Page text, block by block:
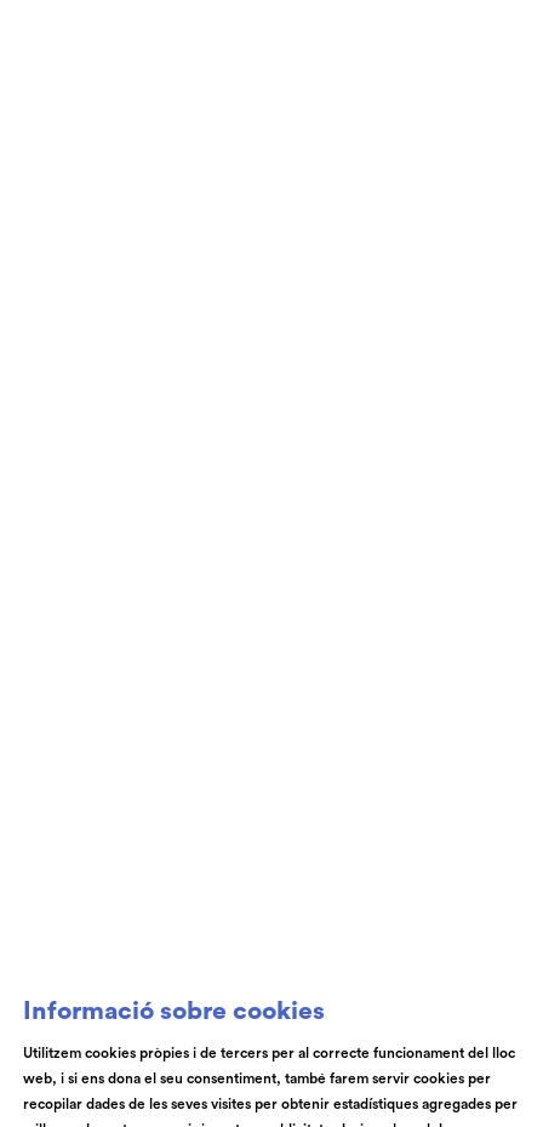
Informació sobre cookies
Utilitzem cookies pròpies i de tercers per al correcte funcionament del lloc
web, i si ens dona el seu consentiment, també farem servir cookies per
recopilar dades de les seves visites per obtenir estadístiques agregades per